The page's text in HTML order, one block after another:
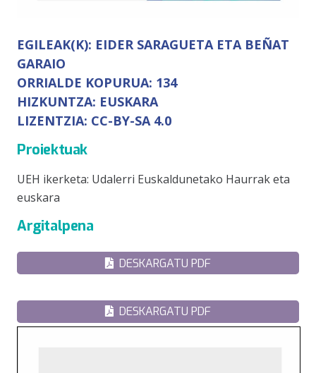
EGILEAK(K): EIDER SARAGUETA ETA BEÑAT
GARAIO
ORRIALDE KOPURUA: 134
HIZKUNTZA: EUSKARA
LIZENTZIA: CC-BY-SA 4.0
Proiektuak
UEH ikerketa: Udalerri Euskaldunetako Haurrak eta
euskara
Argitalpena
DESKARGATU PDF
DESKARGATU PDF